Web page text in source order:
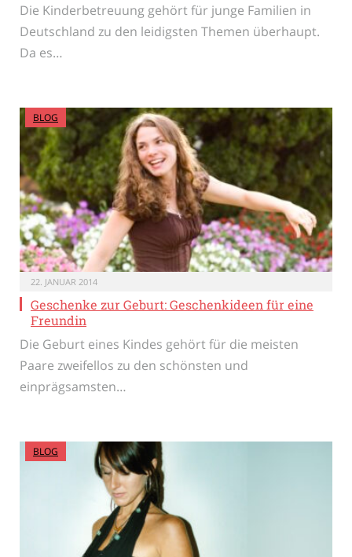
Die Kinderbetreuung gehört für junge Familien in
Deutschland zu den leidigsten Themen überhaupt.
Da es…
BLOG
22. JANUAR 2014
Geschenke zur Geburt: Geschenkideen für eine
Freundin
Die Geburt eines Kindes gehört für die meisten
Paare zweifellos zu den schönsten und
einprägsamsten…
BLOG